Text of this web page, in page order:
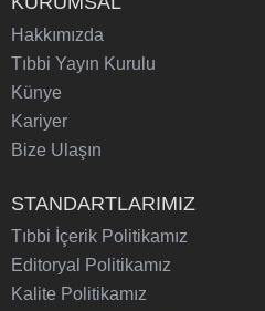
Hakkımızda
Tıbbi Yayın Kurulu
Künye
Kariyer
Bize Ulaşın
STANDARTLARIMIZ
Tıbbi İçerik Politikamız
Editoryal Politikamız
Kalite Politikamız